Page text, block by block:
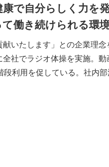
で自分らしく力を
働き続けられる環
いたします」との企業理
社でラジオ体操を実施。
利用を促している。社内